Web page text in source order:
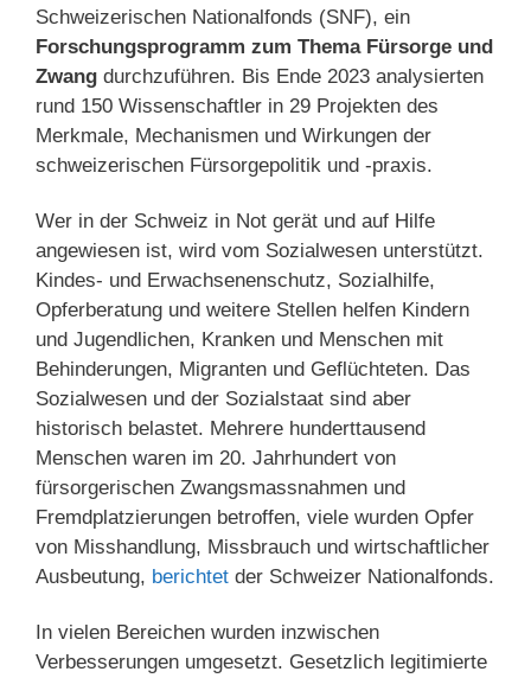
Schweizerischen Nationalfonds (SNF), ein
Forschungsprogramm zum Thema Fürsorge und
Zwang durchzuführen. Bis Ende 2023 analysierten
rund 150 Wissenschaftler in 29 Projekten des
Merkmale, Mechanismen und Wirkungen der
schweizerischen Fürsorgepolitik und -praxis.
Wer in der Schweiz in Not gerät und auf Hilfe
angewiesen ist, wird vom Sozialwesen unterstützt.
Kindes- und Erwachsenenschutz, Sozialhilfe,
Opferberatung und weitere Stellen helfen Kindern
und Jugendlichen, Kranken und Menschen mit
Behinderungen, Migranten und Geflüchteten. Das
Sozialwesen und der Sozialstaat sind aber
historisch belastet. Mehrere hunderttausend
Menschen waren im 20. Jahrhundert von
fürsorgerischen Zwangsmassnahmen und
Fremdplatzierungen betroffen, viele wurden Opfer
von Misshandlung, Missbrauch und wirtschaftlicher
Ausbeutung, berichtet der Schweizer Nationalfonds.
In vielen Bereichen wurden inzwischen
Verbesserungen umgesetzt. Gesetzlich legitimierte